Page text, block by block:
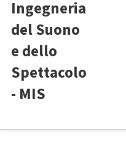
Ingegneria
del Suono
e dello
Spettacolo
- MIS